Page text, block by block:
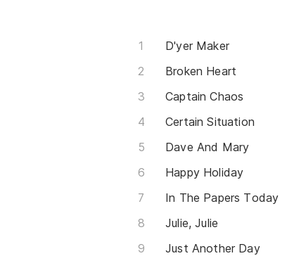
D'yer Maker
Broken Heart
Captain Chaos
Certain Situation
Dave And Mary
Happy Holiday
In The Papers Today
Julie, Julie
Just Another Day